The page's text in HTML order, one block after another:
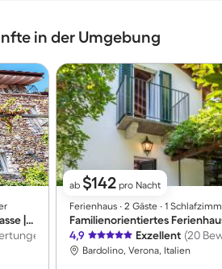
in der Umgebung
Ferienhaus mit Garten und Terrasse | Seeblick
ab $142 pro Nacht
Ferienhaus ∙ 2 Gäste ∙ 1
4,9
Exzellent (20
Bardolino, Verona, Italien